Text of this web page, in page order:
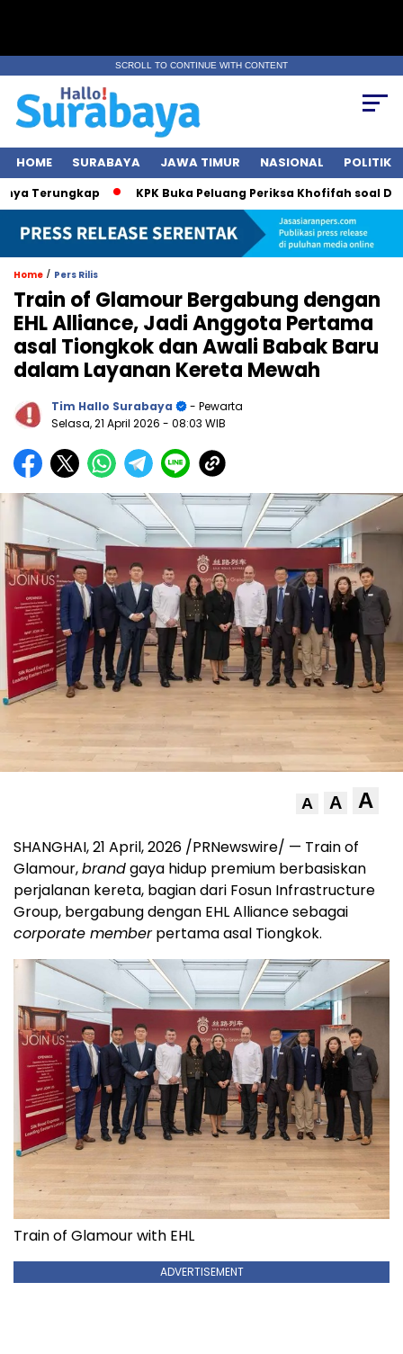
SCROLL TO CONTINUE WITH CONTENT
HOME SURABAYA JAWA TIMUR NASIONAL POLITIK
KPK Buka Peluang Periksa Khofifah soal Dana
Home / Pers Rilis
Train of Glamour Bergabung dengan
EHL Alliance, Jadi Anggota Pertama
asal Tiongkok dan Awali Babak Baru
dalam Layanan Kereta Mewah
Tim Hallo Surabaya
- Pewarta
Selasa, 21 April 2026 - 08:03 WIB
A A A
SHANGHAI,21 April, 2026 /PRNewswire/ — Train of
Glamour,brandgaya hidup premium berbasiskan
perjalanan kereta, bagian dari Fosun Infrastructure
Group, bergabung dengan EHL Alliance sebagai
corporate memberpertama asal Tiongkok.
Train of Glamour with EHL
ADVERTISEMENT